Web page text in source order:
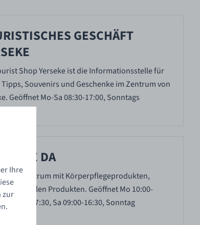
GESCHÄFT
Shop Yerseke ist die Informationsstelle für
Souvenirs und Geschenke im Zentrum von
Geöffnet Mo-Sa 08:30-17:00, Sonntags
DA
im Zentrum mit Körperpflegeprodukten,
und lokalen Produkten. Geöffnet Mo 10:00-
08:30-17:30, Sa 09:00-16:30, Sonntag
Ihre
zur